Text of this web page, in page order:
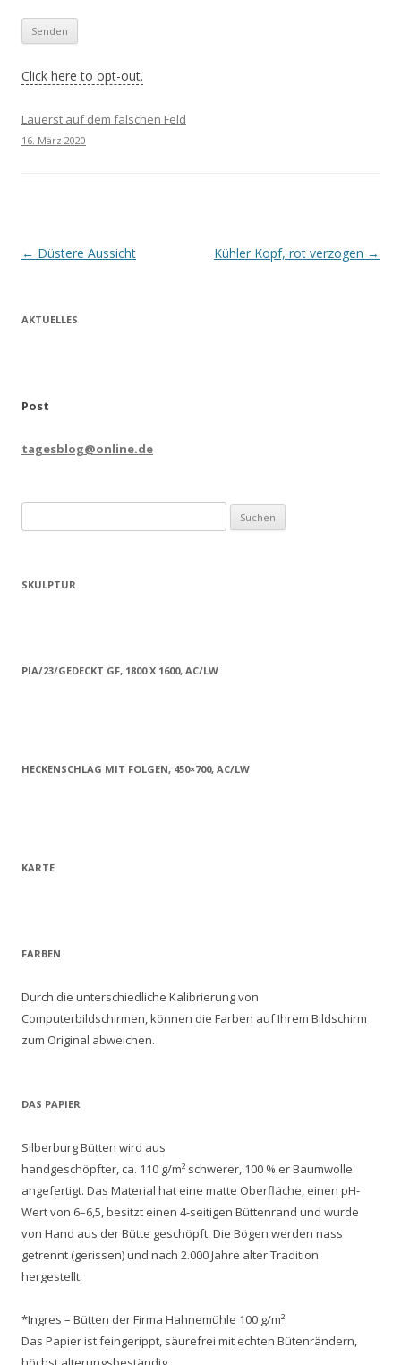
Click here to opt-out.
Lauerst auf dem falschen Feld
16. März 2020
Beitrags-
← Düstere Aussicht Kühler Kopf, rot verzogen →
AKTUELLES
Post
tagesblog@online.de
nach:
SKULPTUR
PIA/23/GEDECKT GF, 1800 X 1600, AC/LW
HECKENSCHLAG MIT FOLGEN, 450×700, AC/LW
KARTE
FARBEN
Durch die unterschiedliche Kalibrierung von
Computerbildschirmen, können die Farben auf Ihrem Bildschirm
zum Original abweichen.
DAS PAPIER
Silberburg Bütten wird aus
handgeschöpfter, ca. 110 g/m² schwerer, 100 % er Baumwolle
angefertigt. Das Material hat eine matte Oberfläche, einen pH-
Wert von 6–6,5, besitzt einen 4-seitigen Büttenrand und wurde
von Hand aus der Bütte geschöpft. Die Bögen werden nass
getrennt (gerissen) und nach 2.000 Jahre alter Tradition
hergestellt.
*Ingres – Bütten der Firma Hahnemühle 100 g/m².
Das Papier ist feingerippt, säurefrei mit echten Bütenrändern,